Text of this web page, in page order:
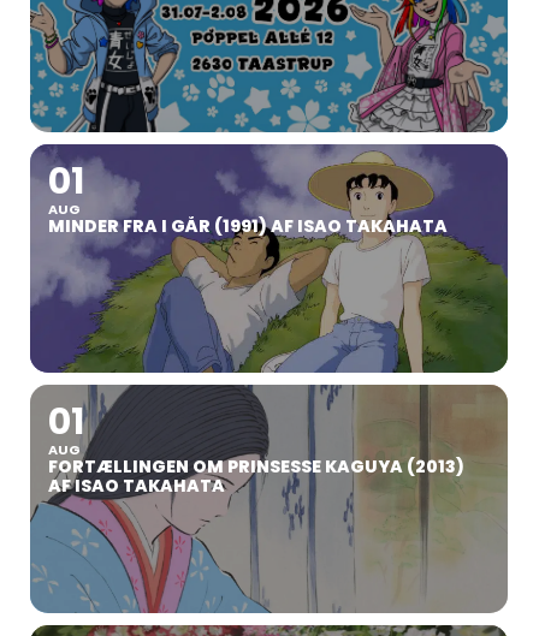
01
AUG
MINDER FRA I GÅR (1991) AF ISAO TAKAHATA
01
AUG
FORTÆLLINGEN OM PRINSESSE KAGUYA (2013)
AF ISAO TAKAHATA